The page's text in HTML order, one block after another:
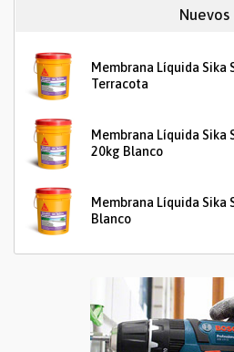
Nuevos
Membrana Líquida Sika
Terracota
Membrana Líquida Sika
20kg Blanco
Membrana Líquida Sika
Blanco